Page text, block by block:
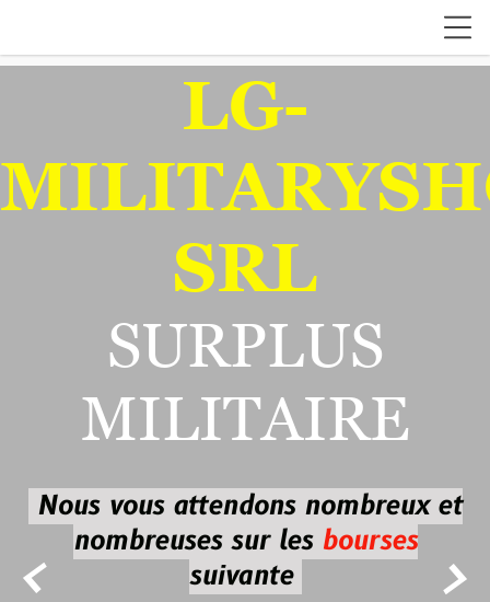
 
LG-
SRL
SURPLUS
MILITAIRE
Nous vous attendons nombreux et
nombreuses sur les bourses
suivante